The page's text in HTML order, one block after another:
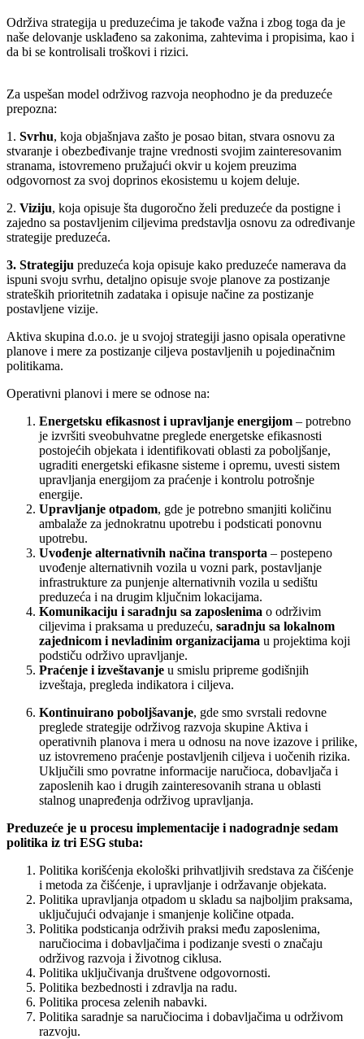
Održiva strategija u preduzećima je takođe važna i zbog toga da je
naše delovanje usklađeno sa zakonima, zahtevima i propisima, kao i
da bi se kontrolisali troškovi i rizici.
Za uspešan model održivog razvoja neophodno je da preduzeće
prepozna:
1. Svrhu, koja objašnjava zašto je posao bitan, stvara osnovu za
stvaranje i obezbeđivanje trajne vrednosti svojim zainteresovanim
stranama, istovremeno pružajući okvir u kojem preuzima
odgovornost za svoj doprinos ekosistemu u kojem deluje.
2. Viziju, koja opisuje šta dugoročno želi preduzeće da postigne i
zajedno sa postavljenim ciljevima predstavlja osnovu za određivanje
strategije preduzeća.
3. Strategiju preduzeća koja opisuje kako preduzeće namerava da
ispuni svoju svrhu, detaljno opisuje svoje planove za postizanje
strateških prioritetnih zadataka i opisuje načine za postizanje
postavljene vizije.
Aktiva skupina d.o.o. je u svojoj strategiji jasno opisala operativne
planove i mere za postizanje ciljeva postavljenih u pojedinačnim
politikama.
Operativni planovi i mere se odnose na:
Energetsku efikasnost i upravljanje energijom – potrebno
je izvršiti sveobuhvatne preglede energetske efikasnosti
postojećih objekata i identifikovati oblasti za poboljšanje,
ugraditi energetski efikasne sisteme i opremu, uvesti sistem
upravljanja energijom za praćenje i kontrolu potrošnje
energije.
Upravljanje otpadom, gde je potrebno smanjiti količinu
ambalaže za jednokratnu upotrebu i podsticati ponovnu
upotrebu.
Uvođenje alternativnih načina transporta – postepeno
uvođenje alternativnih vozila u vozni park, postavljanje
infrastrukture za punjenje alternativnih vozila u sedištu
preduzeća i na drugim ključnim lokacijama.
Komunikaciju i saradnju sa zaposlenima o održivim
ciljevima i praksama u preduzeću, saradnju sa lokalnom
zajednicom i nevladinim organizacijama u projektima koji
podstiču održivo upravljanje.
Praćenje i izveštavanje u smislu pripreme godišnjih
izveštaja, pregleda indikatora i ciljeva.
Kontinuirano poboljšavanje, gde smo svrstali redovne
preglede strategije održivog razvoja skupine Aktiva i
operativnih planova i mera u odnosu na nove izazove i prilike,
uz istovremeno praćenje postavljenih ciljeva i uočenih rizika.
Uključili smo povratne informacije naručioca, dobavljača i
zaposlenih kao i drugih zainteresovanih strana u oblasti
stalnog unapređenja održivog upravljanja.
Preduzeće je u procesu implementacije i nadogradnje sedam
politika iz tri ESG stuba:
Politika korišćenja ekološki prihvatljivih sredstava za čišćenje
i metoda za čišćenje, i upravljanje i održavanje objekata.
Politika upravljanja otpadom u skladu sa najboljim praksama,
uključujući odvajanje i smanjenje količine otpada.
Politika podsticanja održivih praksi među zaposlenima,
naručiocima i dobavljačima i podizanje svesti o značaju
održivog razvoja i životnog ciklusa.
Politika uključivanja društvene odgovornosti.
Politika bezbednosti i zdravlja na radu.
Politika procesa zelenih nabavki.
Politika saradnje sa naručiocima i dobavljačima u održivom
razvoju.